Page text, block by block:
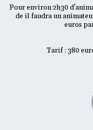
Pour environ 2h30
de il faudra un
euros
Tarif : 380